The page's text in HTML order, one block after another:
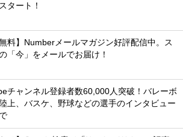
タート！
無料】Numberメールマガジン好評配信中。ス
「今」をメールでお届け！
チャンネル登録者数60,000人突破！バレーボ
上、バスケ、野球などの選手のインタビュー